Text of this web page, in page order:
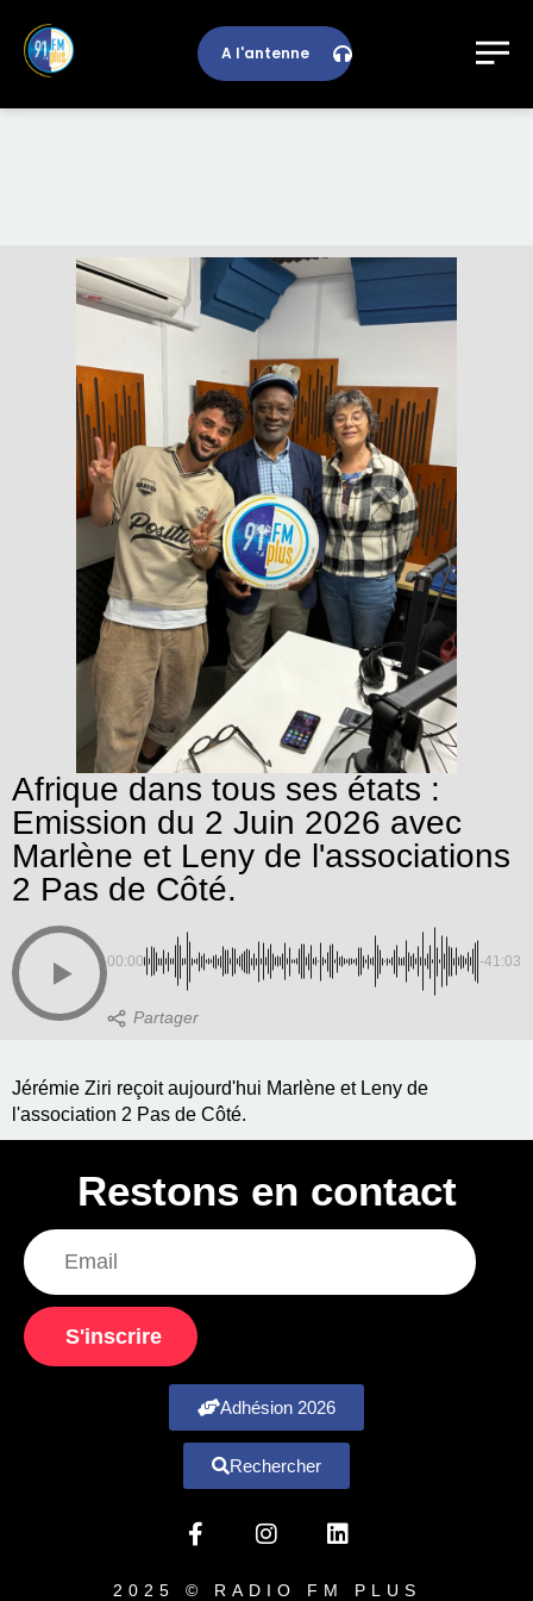
A l'antenne
Afrique dans tous ses états :
Emission du 2 Juin 2026 avec
Marlène et Leny de l'associations
2 Pas de Côté.
00:00 -41:03
Jérémie Ziri reçoit aujourd'hui Marlène et Leny de
l'association 2 Pas de Côté.
Restons en contact
S'inscrire
Adhésion 2026
Rechercher
2025 © RADIO FM PLUS